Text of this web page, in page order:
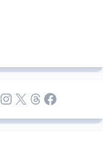
Instagram
X Threads
Facebook